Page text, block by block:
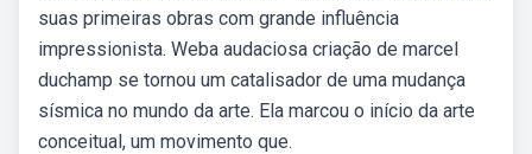
suas primeiras obras com grande influência
impressionista. Weba audaciosa criação de marcel
duchamp se tornou um catalisador de uma mudança
sísmica no mundo da arte. Ela marcou o início da arte
conceitual, um movimento que.